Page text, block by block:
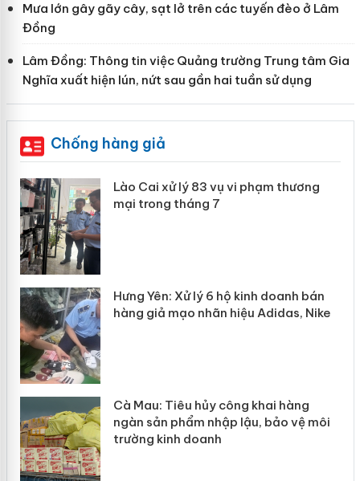
Mưa lớn gây gãy cây, sạt lở trên các tuyến đèo ở Lâm
Đồng
Lâm Đồng: Thông tin việc Quảng trường Trung tâm Gia
Nghĩa xuất hiện lún, nứt sau gần hai tuần sử dụng
Chống hàng giả
Lào Cai xử lý 83 vụ vi phạm thương
mại trong tháng 7
Hưng Yên: Xử lý 6 hộ kinh doanh bán
hàng giả mạo nhãn hiệu Adidas, Nike
Cà Mau: Tiêu hủy công khai hàng
ngàn sản phẩm nhập lậu, bảo vệ môi
trường kinh doanh